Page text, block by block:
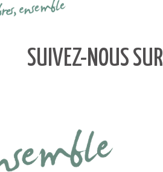
SUIVEZ-NOUS SUR